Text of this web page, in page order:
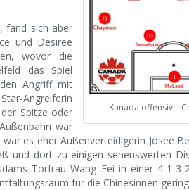
Kanada offensiv –
fand sich aber
und Desiree
wovor die
das Spiel
Angriff mit
Angreiferin
Spitze oder
war
es eher Außenverteidigerin Josee
und dort zu einigen sehenswerten
Torfrau Wang Fei in einer 4-1-3-
für die Chinesinnen